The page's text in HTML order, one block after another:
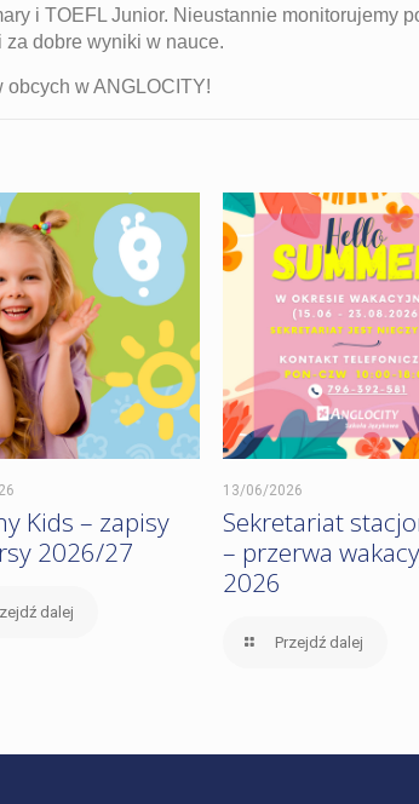
i TOEFL Junior. Nieustannie monitorujemy
dobre wyniki w nauce.
w ANGLOCITY!
Kids – zapisy
2026/27
dalej
13/06/2026
Sekretariat
– przerwa
2026
Przejdź dalej